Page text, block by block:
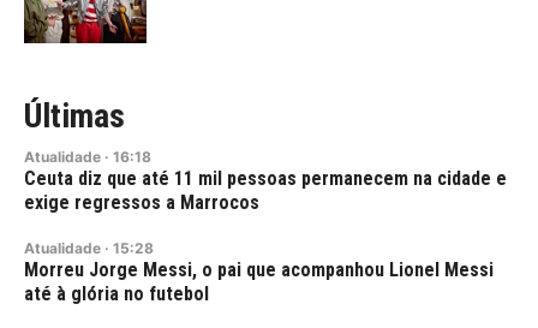
Últimas
Atualidade · 16:18
Ceuta diz que até 11 mil pessoas permanecem na cidade e
exige regressos a Marrocos
Atualidade · 15:28
Morreu Jorge Messi, o pai que acompanhou Lionel Messi
até à glória no futebol